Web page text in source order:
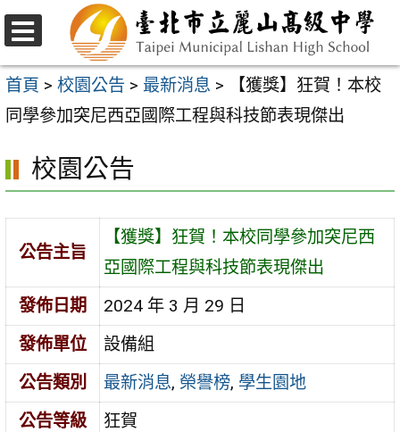
跳
至
主
要
容
區
選
單
首頁 > 校園公告 > 最新消息 >
【獲獎】狂賀！本校
同學參加突尼西亞國際工程與科技節表現傑出
校園公告
公告主旨
【獲獎】狂賀！本校同學參加突尼西
亞國際工程與科技節表現傑出
發佈日期
2024 年 3 月 29 日
發佈單位
設備組
公告類別
最新消息, 榮譽榜, 學生園地
公告等級
狂賀